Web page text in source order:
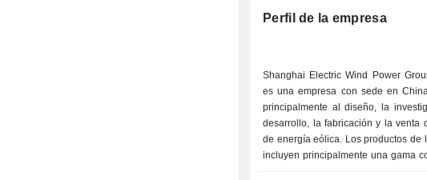
Perfil de la empresa
Shanghai Electric Wind Power
es una empresa con sede en
principalmente al diseño, la
desarrollo, la fabricación y la venta
de energía eólica. Los productos de
incluyen principalmente una gama